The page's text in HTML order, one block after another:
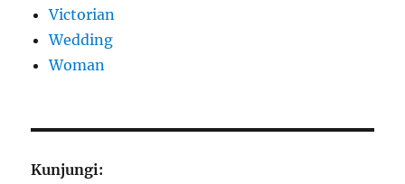
Victorian
Wedding
Woman
Kunjungi: